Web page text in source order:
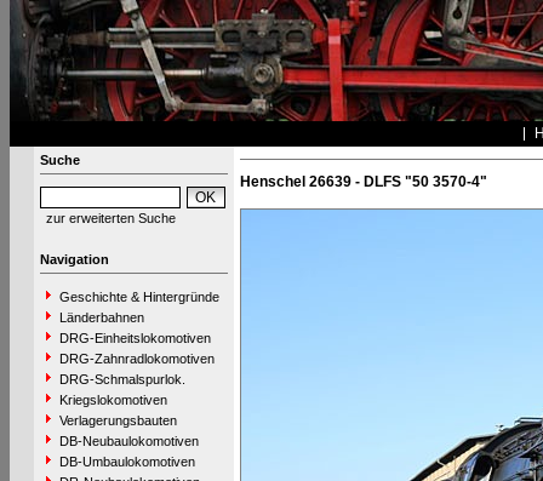
Suche
zur erweiterten Suche
Navigation
Geschichte & Hintergründe
Länderbahnen
DRG-Einheitslokomotiven
DRG-Zahnradlokomotiven
DRG-Schmalspurlok.
Kriegslokomotiven
Verlagerungsbauten
DB-Neubaulokomotiven
DB-Umbaulokomotiven
Henschel 26639 - DLFS "50 3570-4"